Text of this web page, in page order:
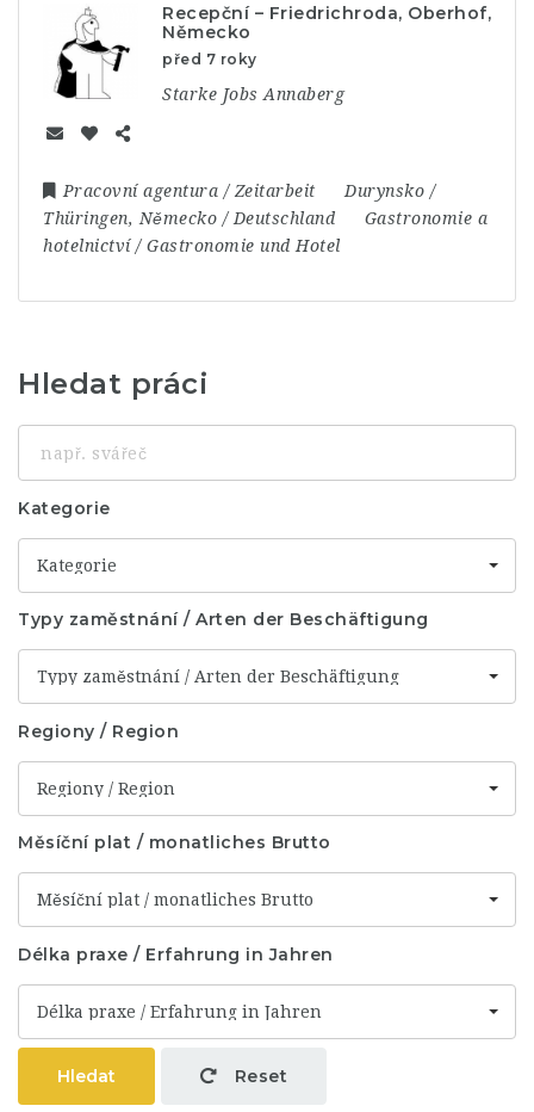
Recepční – Friedrichroda, Oberhof,
Německo
před 7 roky
Starke Jobs Annaberg
Pracovní agentura / Zeitarbeit
Durynsko /
Thüringen, Německo / Deutschland
Gastronomie a
hotelnictví / Gastronomie und Hotel
Hledat práci
svářeč
Kategorie
Kategorie
Typy zaměstnání / Arten der Beschäftigung
Typy zaměstnání / Arten der Beschäftigung
Regiony / Region
Regiony / Region
Měsíční plat / monatliches Brutto
Měsíční plat / monatliches Brutto
Délka praxe / Erfahrung in Jahren
Délka praxe / Erfahrung in Jahren
Hledat Reset